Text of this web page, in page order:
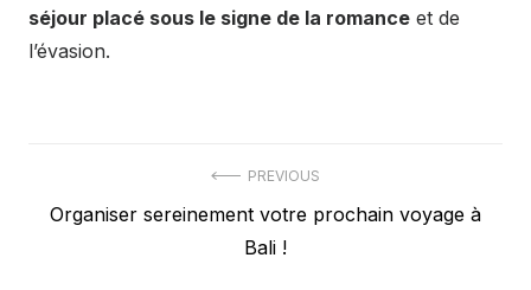
séjour placé sous le signe de la romance et de
l’évasion.
de
PREVIOUS
Previous
Organiser sereinement votre prochain voyage à
Bali !